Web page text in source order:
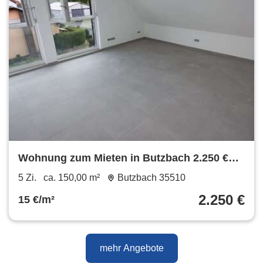
Wohnung zum Mieten in Butzbach 2.250 €
150 m²
5 Zi. ca. 150,00 m² Butzbach 35510
15 €/m² 2.250 €
mehr Angebote